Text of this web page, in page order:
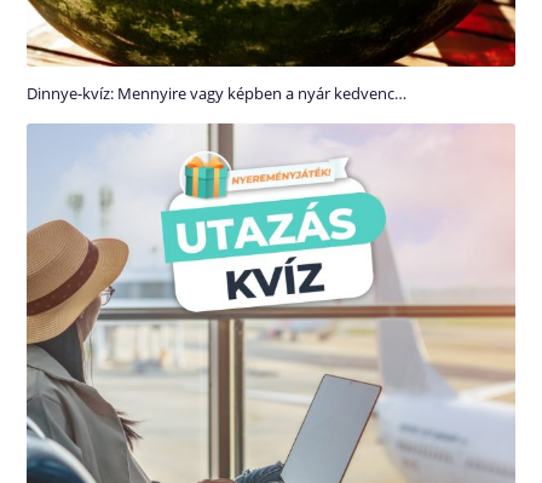
Dinnye-kvíz: Mennyire vagy képben a nyár kedvenc…